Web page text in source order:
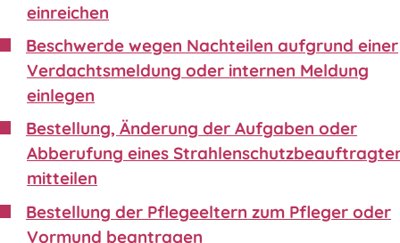
einreichen
Beschwerde wegen Nachteilen aufgrund einer
Verdachtsmeldung oder internen Meldung
einlegen
Bestellung, Änderung der Aufgaben oder
Abberufung eines
mitteilen
Bestellung der Pflegeeltern zum Pfleger oder
Vormund beantragen